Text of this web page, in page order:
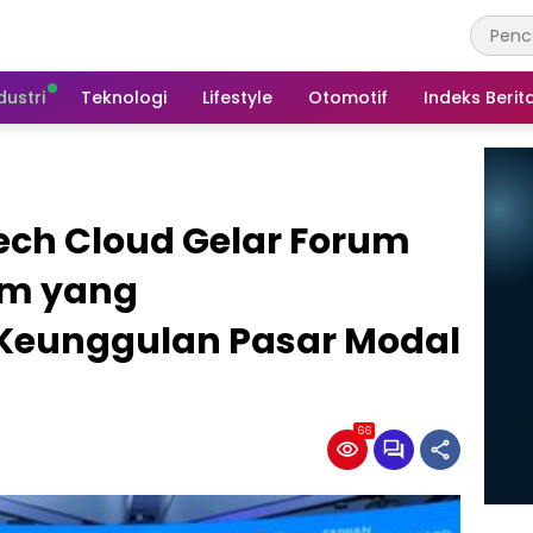
Teknologi Lifestyle Otomotif Indeks
Cloud Gelar Forum
yang
Pasar Modal
66